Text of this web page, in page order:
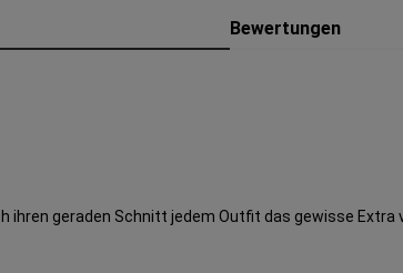
Bewertungen
ihren geraden Schnitt jedem Outfit das gewisse